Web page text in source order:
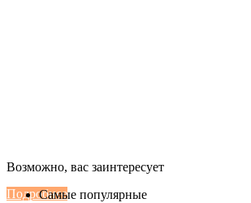
Настенные сплит-системы Haier
Подробнее
Возможно, вас заинтересует
Самые популярные